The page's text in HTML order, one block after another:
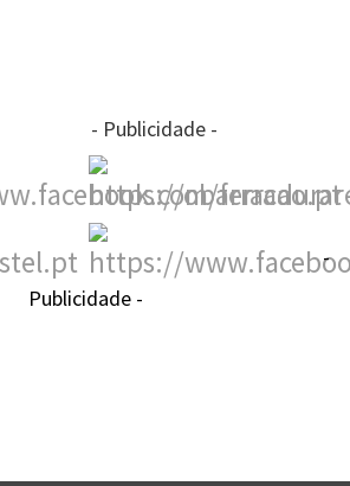
- Publicidade -
-
Publicidade -